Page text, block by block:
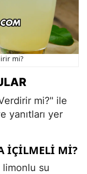
mi?
mi?" ile
yanıtları yer
IÇILMELI MI?
su